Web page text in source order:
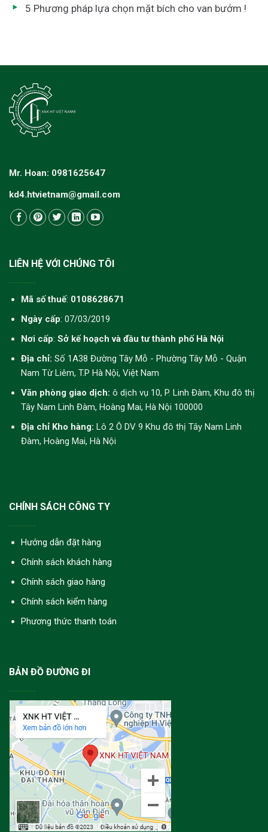
5 Phương pháp lựa chọn mặt bích cho van bướm !
Mr. Hoan: 0981625647
kd4.htvietnam@gmail.com
LIÊN HỆ VỚI CHÚNG TÔI
Mã số thuế: 0108628671
Ngày cấp: 07/03/2019
Nơi cấp: Sở kế hoạch và đầu tư thành phố Hà Nội
Địa chỉ: Số 1A38 Đường Tây Mỗ - Phường Tây Mỗ - Quận
Nam Từ Liêm, T.P Hà Nội, Việt Nam
Văn phòng giao dịch: ô dịch vụ 10, P. Linh Đàm, Khu đô thị
Tây Nam Linh Đàm, Hoàng Mai, Hà Nội 100000
Địa chỉ Kho hàng: Lô 2 Ô DV 9 Khu đô thị Tây Nam Linh
Đàm, Hoàng Mai, Hà Nội
CHÍNH SÁCH CÔNG TY
Hướng dẫn đặt hàng
Chính sách khách hàng
Chính sách giao hàng
Chính sách kiểm hàng
Phương thức thanh toán
BẢN ĐỒ ĐƯỜNG ĐI